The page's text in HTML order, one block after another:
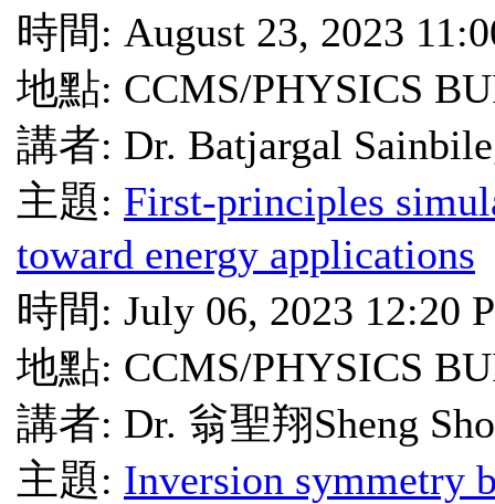
時間: August 23, 2023
地點: CCMS/PHYSICS
講者: Dr. Batjargal
主題: First-principles
toward energy applications
時間: July 06, 2023 12:20
地點: CCMS/PHYSICS
講者: Dr. 翁聖翔Sheng
主題: Inversion symmetry